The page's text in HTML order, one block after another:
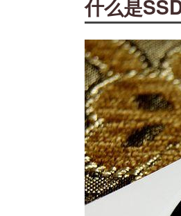
什么是